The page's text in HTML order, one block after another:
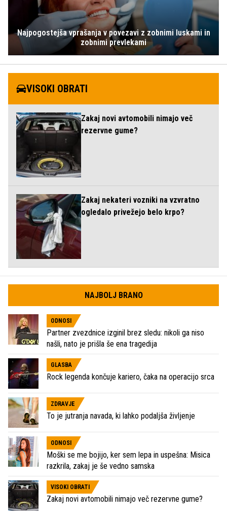
Najpogostejša vprašanja v povezavi z zobnimi luskami in
zobnimi prevlekami
VISOKI OBRATI
Zakaj novi avtomobili nimajo več
rezervne gume?
Zakaj nekateri vozniki na vzvratno
ogledalo privežejo belo krpo?
NAJBOLJ BRANO
ODNOSI
Partner zvezdnice izginil brez sledu: nikoli ga niso
našli, nato je prišla še ena tragedija
GLASBA
Rock legenda končuje kariero, čaka na operacijo srca
ZDRAVJE
To je jutranja navada, ki lahko podaljša življenje
ODNOSI
Moški se me bojijo, ker sem lepa in uspešna: Misica
razkrila, zakaj je še vedno samska
VISOKI OBRATI
Zakaj novi avtomobili nimajo več rezervne gume?